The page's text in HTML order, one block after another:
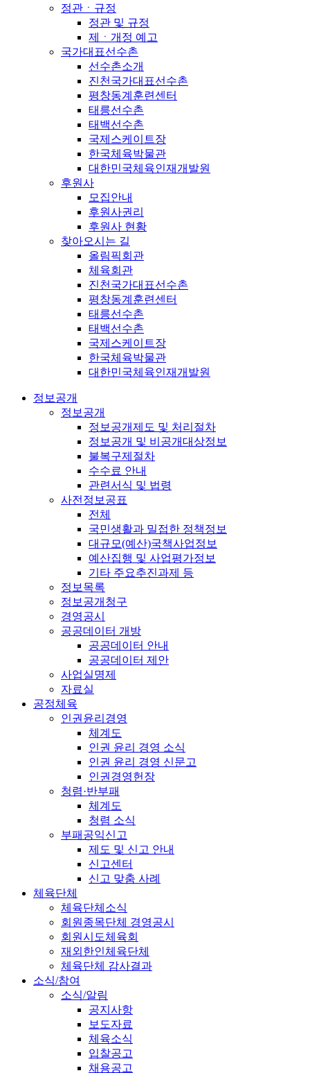
정관ㆍ규정
정관 및 규정
제ㆍ개정 예고
국가대표선수촌
선수촌소개
진천국가대표선수촌
평창동계훈련센터
태릉선수촌
태백선수촌
국제스케이트장
한국체육박물관
대한민국체육인재개발원
후원사
모집안내
후원사권리
후원사 현황
찾아오시는 길
올림픽회관
체육회관
진천국가대표선수촌
평창동계훈련센터
태릉선수촌
태백선수촌
국제스케이트장
한국체육박물관
대한민국체육인재개발원
정보공개
정보공개
정보공개제도 및 처리절차
정보공개 및 비공개대상정보
불복구제절차
수수료 안내
관련서식 및 법령
사전정보공표
전체
국민생활과 밀접한 정책정보
대규모(예산)국책사업정보
예산집행 및 사업평가정보
기타 주요추진과제 등
정보목록
정보공개청구
경영공시
공공데이터 개방
공공데이터 안내
공공데이터 제안
사업실명제
자료실
공정체육
인권윤리경영
체계도
인권 윤리 경영 소식
인권 윤리 경영 신문고
인권경영헌장
청렴·반부패
체계도
청렴 소식
부패공익신고
제도 및 신고 안내
신고센터
신고 맞춤 사례
체육단체
체육단체소식
회원종목단체 경영공시
회원시도체육회
재외한인체육단체
체육단체 감사결과
소식/참여
소식/알림
공지사항
보도자료
체육소식
입찰공고
채용공고